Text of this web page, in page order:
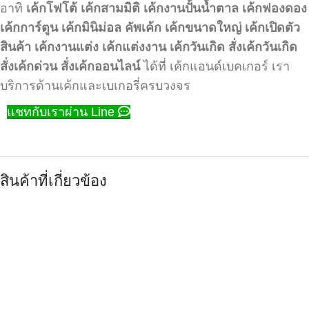
อาทิ เค้กโฟโต้ เค้กสามมิติ เค้กงานปั้นน้ำตาล เค้กฟองดอง
เค้กการ์ตูน เค้กมินิม่อล คัพเค้ก เค้กขนาดใหญ่ เค้กเปิดตัว
สินค้า เค้กงานแต่ง เค้กแต่งงาน เค้กวันเกิด สั่งเค้กวันเกิด
สั่งเค้กด่วน สั่งเค้กออนไลน์ได้ที่ เค้กแอนด์เบคเกอร์ เรา
บริการด้านเค้กและเบเกอรี่ครบวงจร
แชทกับเราผ่าน Line
สินค้าที่เกี่ยวข้อง